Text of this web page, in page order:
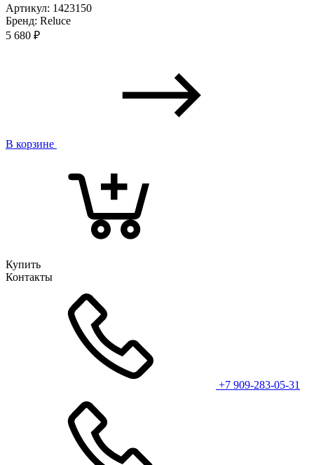
Артикул: 1423150
Бренд: Reluce
5 680 ₽
В корзине
Купить
Контакты
+7 909-283-05-31